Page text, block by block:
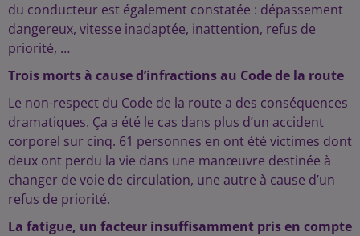
du conducteur est également constatée : dépassement
dangereux, vitesse inadaptée, inattention, refus de
priorité, …
Trois morts à cause d’infractions au Code de la route
Le non-respect du Code de la route a des conséquences
dramatiques. Ça a été le cas dans plus d’un accident
corporel sur cinq. 61 personnes en ont été victimes dont
deux ont perdu la vie dans une manœuvre destinée à
changer de voie de circulation, une autre à cause d’un
refus de priorité.
La fatigue, un facteur insuffisamment pris en compte